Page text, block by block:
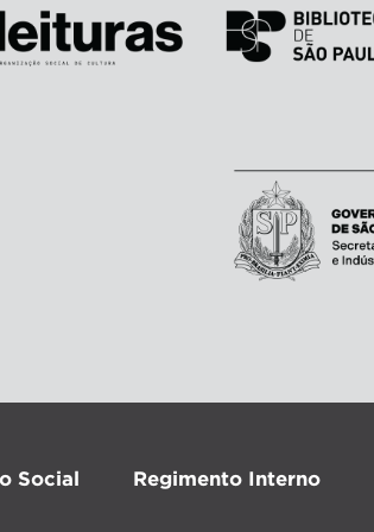
Social Regimento Interno